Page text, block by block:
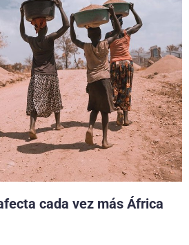
cada vez más África